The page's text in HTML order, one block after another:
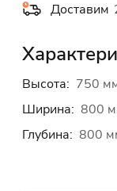
Доставим
Высота: 750
Ширина: 800
Глубина: 800